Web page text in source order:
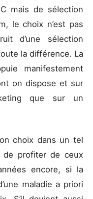
mais de sélection
le choix n’est pas
d’une sélection
la différence. La
manifestement
on dispose et sur
que sur un
choix dans un tel
de profiter de ceux
encore, si la
maladie a priori